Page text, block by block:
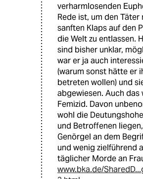
verharmlosenden
Rede ist, um den Täter
sanften Klaps auf den
die Welt zu entlassen.
sind bisher unklar,
war er ja auch
(warum sonst hätte er
betreten wollen) und
abgewiesen. Auch das
Femizid. Davon
wohl die
und Betroffenen
Genörgel an dem
und wenig zielführend
täglicher Morde an
www.bka.de/